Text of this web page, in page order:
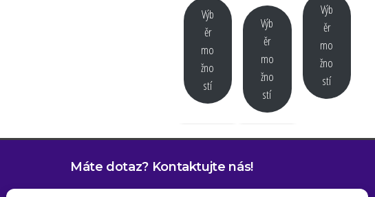
Výb
ěr
mo
žno
stí
Výb
ěr
mo
žno
stí
Výb
ěr
mo
žno
stí
Máte dotaz? Kontaktujte nás!